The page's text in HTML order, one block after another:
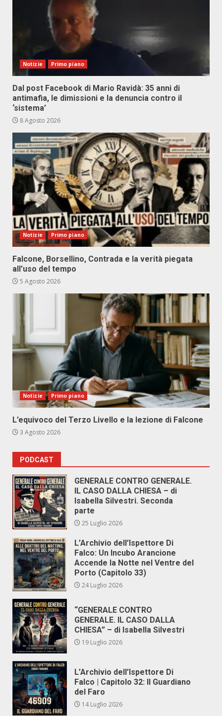
Notizie Primo piano
Dal post Facebook di Mario Ravidà: 35 anni di
antimafia, le dimissioni e la denuncia contro il
‘sistema’
8 Agosto 2026
Notizie Primo piano
Falcone, Borsellino, Contrada e la verità piegata
all’uso del tempo
5 Agosto 2026
Notizie Primo piano
L’equivoco del Terzo Livello e la lezione di Falcone
3 Agosto 2026
PODCAST
GENERALE CONTRO GENERALE.
IL CASO DALLA CHIESA – di
Isabella Silvestri. Seconda
parte
25 Luglio 2026
L’Archivio dell’Ispettore Di
Falco: Un Incubo Arancione
Accende la Notte nel Ventre del
Porto (Capitolo 33)
24 Luglio 2026
“GENERALE CONTRO
GENERALE. IL CASO DALLA
CHIESA” – di Isabella Silvestri
19 Luglio 2026
L’Archivio dell’Ispettore Di
Falco | Capitolo 32: Il Guardiano
del Faro
14 Luglio 2026